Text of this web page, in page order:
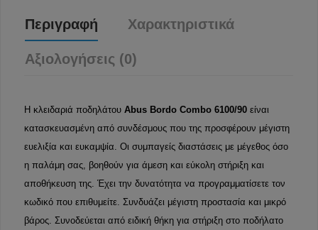
Περιγραφή Χαρακτηριστικά
Αξιολογήσεις (0)
Η κλειδαριά ποδηλάτου Abus Bordo Combo 6100/90 είναι
κατασκευασμένη από συνδέσμους που της προσφέρουν μέγιστη
ευελιξία και ευκαμψία. Οι συμπαγείς διαστάσεις με μέγεθος όσο
η παλάμη σας, βοηθούν για άμεση και εύκολη στήριξη και
αποθήκευση της. Έχει την δυνατότητα να προγραμματίσετε τον
κωδικό που επιθυμείτε. Συνδυάζει μέγιστη προστασία και μικρό
βάρος. Συνοδεύεται από ειδική θήκη για στήριξη στο ποδήλατο